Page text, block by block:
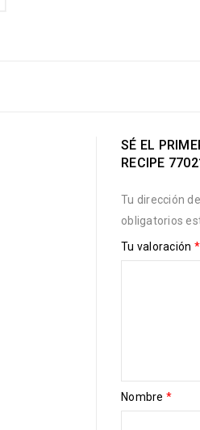
SÉ EL
RECIPE
Tu dirección
obligatorios
Tu valoración *
Nombre *